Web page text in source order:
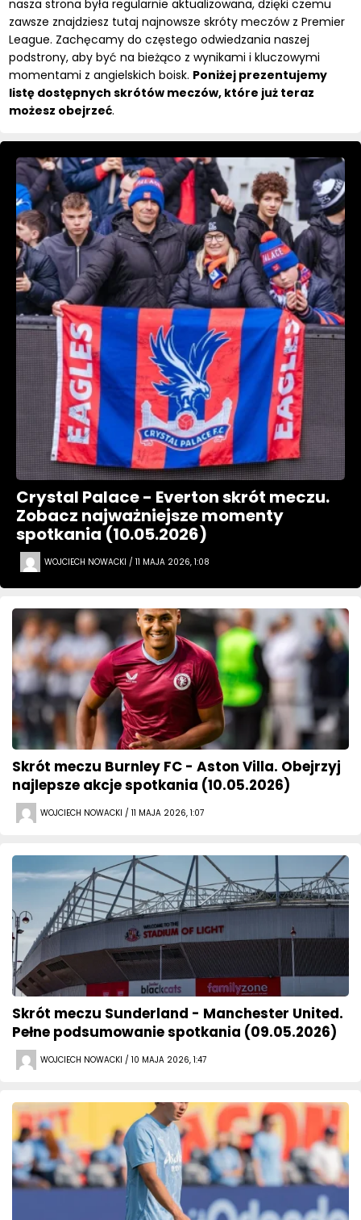
nasza strona była regularnie aktualizowana, dzięki czemu
zawsze znajdziesz tutaj najnowsze skróty meczów z Premier
League. Zachęcamy do częstego odwiedzania naszej
podstrony, aby być na bieżąco z wynikami i kluczowymi
momentami z angielskich boisk. Poniżej prezentujemy
listę dostępnych skrótów meczów, które już teraz
możesz obejrzeć.
Crystal Palace - Everton skrót meczu.
Zobacz najważniejsze momenty
spotkania (10.05.2026)
WOJCIECH NOWACKI / 11 MAJA 2026, 1:08
Skrót meczu Burnley FC - Aston Villa. Obejrzyj
najlepsze akcje spotkania (10.05.2026)
WOJCIECH NOWACKI / 11 MAJA 2026, 1:07
Skrót meczu Sunderland - Manchester United.
Pełne podsumowanie spotkania (09.05.2026)
WOJCIECH NOWACKI / 10 MAJA 2026, 1:47